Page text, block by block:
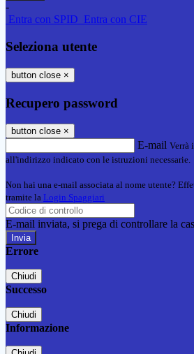
-
Entra con SPID Entra con CIE
Seleziona utente
button close ×
Recupero password
button close ×
E-mail Verrà
all'indirizzo indicato con le istruzioni necessarie.
Non hai una e-mail associata al nome utente?
tramite la Login Spaggiari
E-mail inviata, si prega di controllare la
Errore
Chiudi
Successo
Chiudi
Informazione